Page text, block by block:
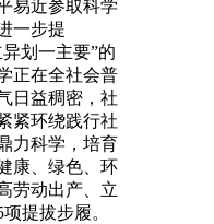
易近参取科学
一步提
划一主要”的
正在全社会普
日益稠密，社
紧环绕践行社
力科学，培育
康、绿色、环
劳动出产、立
提拔步履。